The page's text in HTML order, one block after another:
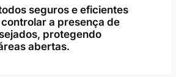
seguros e eficientes
a presença de
protegendo
abertas.